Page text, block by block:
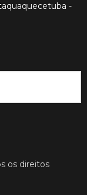
-
os direitos